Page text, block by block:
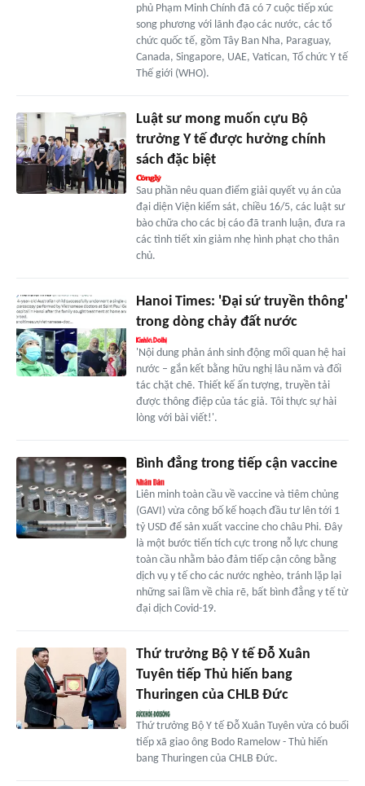
phủ Phạm Minh Chính đã có 7 cuộc tiếp xúc
song phương với lãnh đạo các nước, các tổ
chức quốc tế, gồm Tây Ban Nha, Paraguay,
Canada, Singapore, UAE, Vatican, Tổ chức Y tế
Thế giới (WHO).
Luật sư mong muốn cựu Bộ
trưởng Y tế được hưởng chính
sách đặc biệt
Sau phần nêu quan điểm giải quyết vụ án của
đại diện Viện kiểm sát, chiều 16/5, các luật sư
bào chữa cho các bị cáo đã tranh luận, đưa ra
các tình tiết xin giảm nhẹ hình phạt cho thân
chủ.
Hanoi Times: 'Đại sứ truyền thông'
trong dòng chảy đất nước
'Nội dung phản ánh sinh động mối quan hệ hai
nước – gắn kết bằng hữu nghị lâu năm và đối
tác chặt chẽ. Thiết kế ấn tượng, truyền tải
được thông điệp của tác giả. Tôi thực sự hài
lòng với bài viết!'.
Bình đẳng trong tiếp cận vaccine
Liên minh toàn cầu về vaccine và tiêm chủng
(GAVI) vừa công bố kế hoạch đầu tư lên tới 1
tỷ USD để sản xuất vaccine cho châu Phi. Đây
là một bước tiến tích cực trong nỗ lực chung
toàn cầu nhằm bảo đảm tiếp cận công bằng
dịch vụ y tế cho các nước nghèo, tránh lặp lại
những sai lầm về chia rẽ, bất bình đẳng y tế từ
đại dịch Covid-19.
Thứ trưởng Bộ Y tế Đỗ Xuân
Tuyên tiếp Thủ hiến bang
Thuringen của CHLB Đức
Thứ trưởng Bộ Y tế Đỗ Xuân Tuyên vừa có buổi
tiếp xã giao ông Bodo Ramelow - Thủ hiến
bang Thuringen của CHLB Đức.